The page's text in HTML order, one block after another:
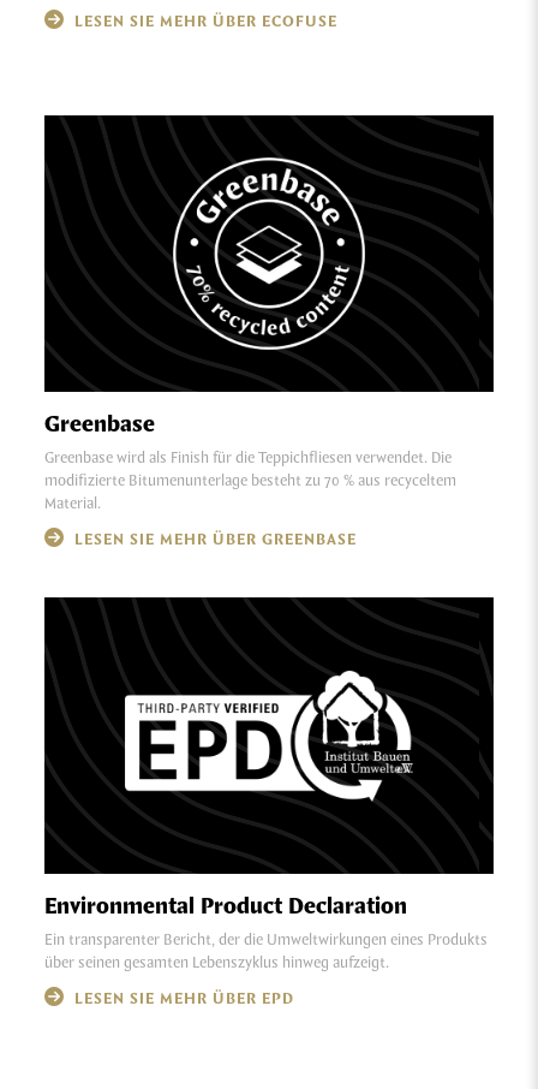
LESEN SIE MEHR ÜBER ECOFUSE
Greenbase
Greenbase wird als Finish für die Teppichfliesen verwendet. Die
modifizierte Bitumenunterlage besteht zu 70 % aus recyceltem
Material.
LESEN SIE MEHR ÜBER GREENBASE
Environmental Product Declaration
Ein transparenter Bericht, der die Umweltwirkungen eines Produkts
über seinen gesamten Lebenszyklus hinweg aufzeigt.
LESEN SIE MEHR ÜBER EPD